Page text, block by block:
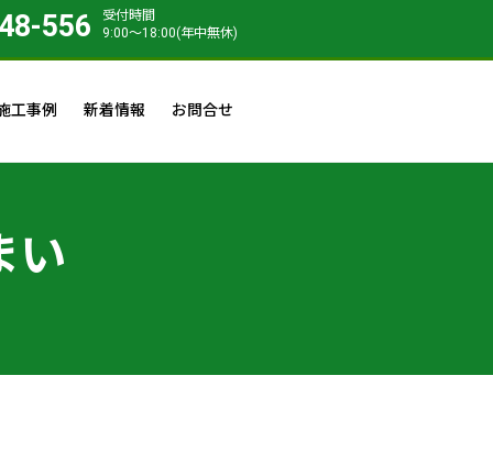
556
受付時間
9:00〜18:00(年中無休)
工事例 新着情報 お問合せ
い